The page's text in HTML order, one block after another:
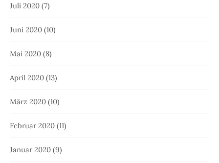
Juli 2020 (7)
Juni 2020 (10)
Mai 2020 (8)
April 2020 (13)
März 2020 (10)
Februar 2020 (11)
Januar 2020 (9)